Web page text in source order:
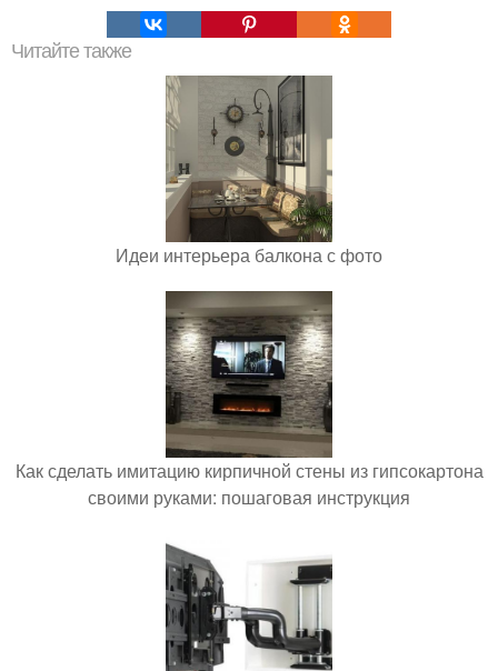
Читайте также
Идеи интерьера балкона с фото
Как сделать имитацию кирпичной стены из гипсокартона
своими руками: пошаговая инструкция